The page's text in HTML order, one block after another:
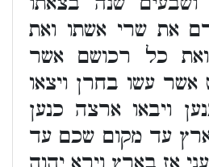
את שרי אשתו ואת
כל רכושם אשר
עשו בחרן ויצאו
ויבאו ארצה כנען
עד מקום שכם עד